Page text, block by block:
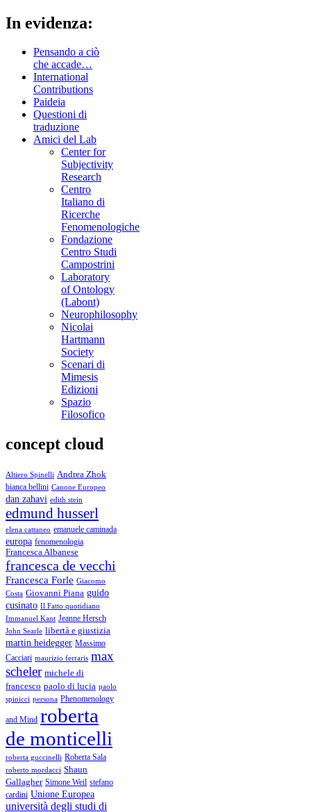
In evidenza:
Pensando a ciò
che accade…
International
Contributions
Paideia
Questioni di
traduzione
Amici del Lab
Center for
Subjectivity
Research
Centro
Italiano di
Ricerche
Fenomenologiche
Fondazione
Centro Studi
Campostrini
Laboratory
of Ontology
(Labont)
Neurophilosophy
Nicolai
Hartmann
Society
Scenari di
Mimesis
Edizioni
Spazio
Filosofico
concept cloud
Altiero Spinelli Andrea Zhok
bianca bellini Canone Europeo
dan zahavi edith stein
edmund husserl
elena cattaneo emanuele caminada
europa fenomenologia
Francesca Albanese
francesca de vecchi
Francesca Forle Giacomo
Costa Giovanni Piana guido
cusinato Il Fatto quotidiano
Immanuel Kant Jeanne Hersch
John Searle libertà e giustizia
martin heidegger Massimo
Cacciari maurizio ferraris max
scheler michele di
francesco paolo di lucia paolo
spinicci persona Phenomenology
and Mind roberta
de monticelli
roberta guccinelli Roberta Sala
roberto mordacci Shaun
Gallagher Simone Weil stefano
cardini Unione Europea
università degli studi di